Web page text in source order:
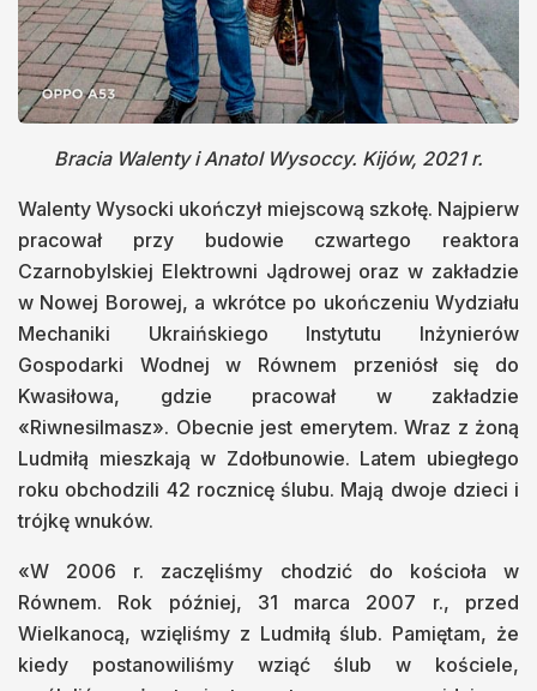
Bracia Walenty i Anatol Wysoccy. Kijów, 2021 r.
Walenty Wysocki ukończył miejscową szkołę. Najpierw
pracował przy budowie czwartego reaktora
Czarnobylskiej Elektrowni Jądrowej oraz w zakładzie
w Nowej Borowej, a wkrótce po ukończeniu Wydziału
Mechaniki Ukraińskiego Instytutu Inżynierów
Gospodarki Wodnej w Równem przeniósł się do
Kwasiłowa, gdzie pracował w zakładzie
«Riwnesilmasz». Obecnie jest emerytem. Wraz z żoną
Ludmiłą mieszkają w Zdołbunowie. Latem ubiegłego
roku obchodzili 42 rocznicę ślubu. Mają dwoje dzieci i
trójkę wnuków.
«W 2006 r. zaczęliśmy chodzić do kościoła w
Równem. Rok później, 31 marca 2007 r., przed
Wielkanocą, wzięliśmy z Ludmiłą ślub. Pamiętam, że
kiedy postanowiliśmy wziąć ślub w kościele,